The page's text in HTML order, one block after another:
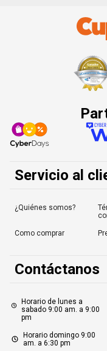
Servicio al
¿Quiénes somos?
Como comprar
Contáctanos
Horario de lunes a
sabado 9:00 am. a 9:00
pm
Horario domingo 9:00
am. a 6:30 pm